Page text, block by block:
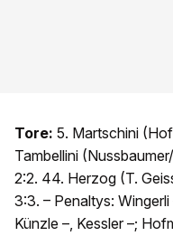
Tore: 5. Martschini
Tambellini
2:2. 44. Herzog (T.
3:3. – Penaltys:
Künzle –, Kessler –;